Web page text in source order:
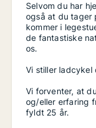
Selvom du har
også at du tager
kommer i
de fantastiske
os.
Vi stiller
Vi forventer, at
og/eller erfaring
fyldt 25 år.